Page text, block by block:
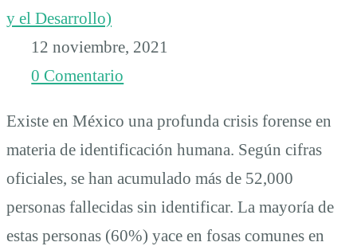
identificar
y el Desarrollo)
12 noviembre, 2021
0 Comentario
Existe en México una profunda crisis forense en
materia de identificación humana. Según cifras
oficiales, se han acumulado más de 52,000
personas fallecidas sin identificar. La mayoría de
estas personas (60%) yace en fosas comunes en